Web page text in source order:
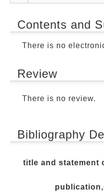
Contents and
There is no
Review
There is no review.
Bibliography
title and statement